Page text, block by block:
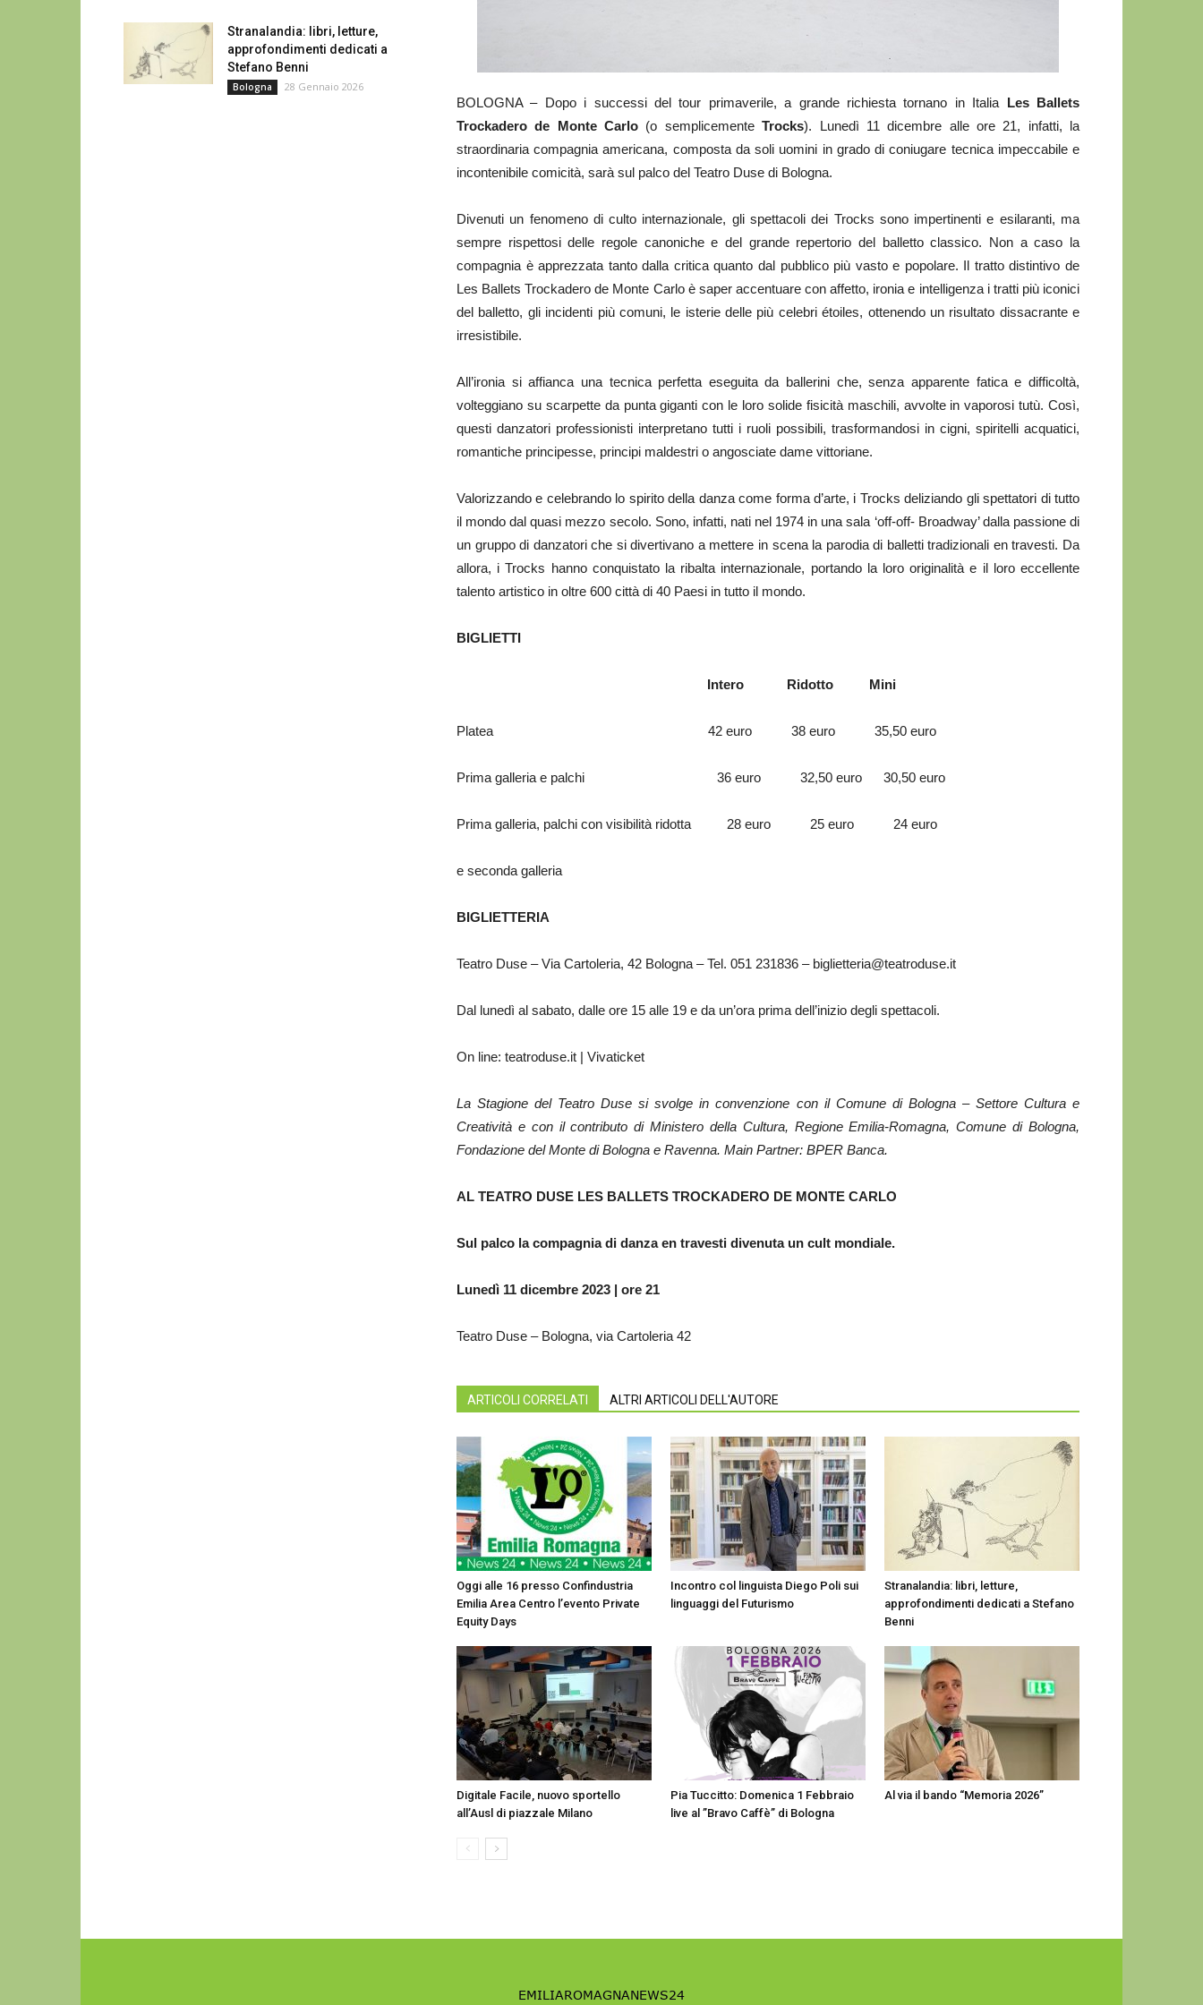
BOLOGNA – Dopo i successi del tour primaverile, a grande richiesta tornano in Italia Les Ballets
Trockadero de Monte Carlo (o semplicementeTrocks). Lunedì 11 dicembre alle ore 21, infatti, la
straordinaria compagnia americana, composta da soli uomini in grado di coniugare tecnica impeccabile e
incontenibile comicità, sarà sul palco del Teatro Duse di Bologna.
Divenuti un fenomeno di culto internazionale, gli spettacoli dei Trocks sono impertinenti e esilaranti, ma
sempre rispettosi delle regole canoniche e del grande repertorio del balletto classico. Non a caso la
compagnia è apprezzata tanto dalla critica quanto dal pubblico più vasto e popolare. Il tratto distintivo de
Les Ballets Trockadero de Monte Carlo è saper accentuare con affetto, ironia e intelligenza i tratti più iconici
del balletto, gli incidenti più comuni, le isterie delle più celebri étoiles, ottenendo un risultato dissacrante e
irresistibile.
All’ironia si affianca una tecnica perfetta eseguita da ballerini che, senza apparente fatica e difficoltà,
volteggiano su scarpette da punta giganti con le loro solide fisicità maschili, avvolte in vaporosi tutù. Così,
questi danzatori professionisti interpretano tutti i ruoli possibili, trasformandosi in cigni, spiritelli acquatici,
romantiche principesse, principi maldestri o angosciate dame vittoriane.
Valorizzando e celebrando lo spirito della danza come forma d’arte, i Trocks deliziando gli spettatori di tutto
il mondo dal quasi mezzo secolo. Sono, infatti, nati nel 1974 in una sala ‘off-off- Broadway’ dalla passione di
un gruppo di danzatori che si divertivano a mettere in scena la parodia di balletti tradizionali en travesti. Da
allora, i Trocks hanno conquistato la ribalta internazionale, portando la loro originalità e il loro eccellente
talento artistico in oltre 600 città di 40 Paesi in tutto il mondo.
BIGLIETTI
Intero Ridotto Mini
Platea 42 euro 38 euro 35,50 euro
Prima galleria e palchi 36 euro 32,50 euro 30,50 euro
Prima galleria, palchi con visibilità ridotta 28 euro 25 euro 24 euro
e seconda galleria
BIGLIETTERIA
Teatro Duse – Via Cartoleria, 42 Bologna – Tel. 051 231836 – biglietteria@teatroduse.it
Dal lunedì al sabato, dalle ore 15 alle 19 e da un’ora prima dell’inizio degli spettacoli.
On line: teatroduse.it | Vivaticket
La Stagione del Teatro Duse si svolge in convenzione con il Comune di Bologna – Settore Cultura e
Creatività e con il contributo di Ministero della Cultura, Regione Emilia-Romagna, Comune di Bologna,
Fondazione del Monte di Bologna e Ravenna. Main Partner: BPER Banca.
AL TEATRO DUSE LES BALLETS TROCKADERO DE MONTE CARLO
Sul palco la compagnia di danza en travesti divenuta un cult mondiale.
Lunedì 11 dicembre 2023 | ore 21
Teatro Duse – Bologna, via Cartoleria 42
ARTICOLI CORRELATI ALTRI ARTICOLI DELL'AUTORE
Oggi alle 16 presso Confindustria
Emilia Area Centro l’evento Private
Equity Days
Incontro col linguista Diego Poli sui
linguaggi del Futurismo
Stranalandia: libri, letture,
approfondimenti dedicati a Stefano
Benni
Digitale Facile, nuovo sportello
all’Ausl di piazzale Milano
Pia Tuccitto: Domenica 1 Febbraio
live al ”Bravo Caffè” di Bologna
Al via il bando “Memoria 2026”
Stranalandia: libri, letture,
approfondimenti dedicati a
Stefano Benni
Bologna 28 Gennaio 2026